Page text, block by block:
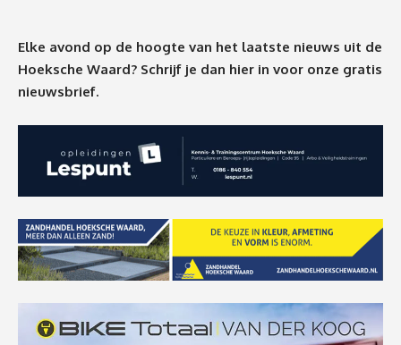
Elke avond op de hoogte van het laatste nieuws uit de
Hoeksche Waard? Schrijf je dan hier in voor onze gratis
nieuwsbrief.